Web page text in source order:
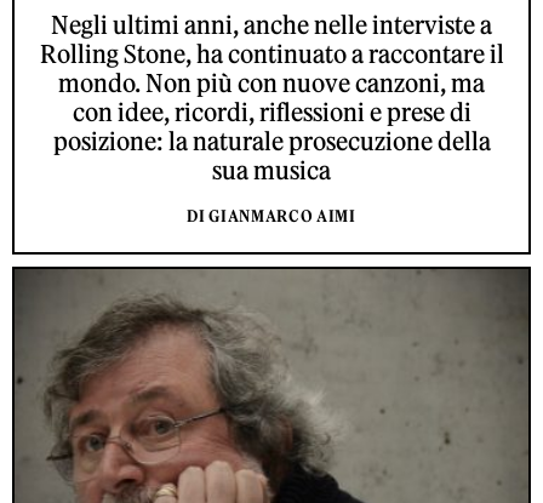
Negli ultimi anni, anche nelle interviste a
Rolling Stone, ha continuato a raccontare il
mondo. Non più con nuove canzoni, ma
con idee, ricordi, riflessioni e prese di
posizione: la naturale prosecuzione della
sua musica
DI GIANMARCO AIMI